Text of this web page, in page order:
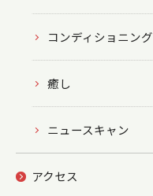
コンディショニング
癒し
ニュースキャン
アクセス